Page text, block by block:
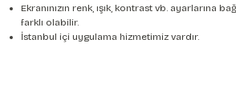
Ekranınızın renk, ışık, kontrast vb. ayarlarına
farklı olabilir.
İstanbul içi uygulama hizmetimiz vardır.